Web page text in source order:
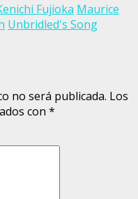
Fujioka Maurice
Unbridled's Song
no será publicada. Los
con *